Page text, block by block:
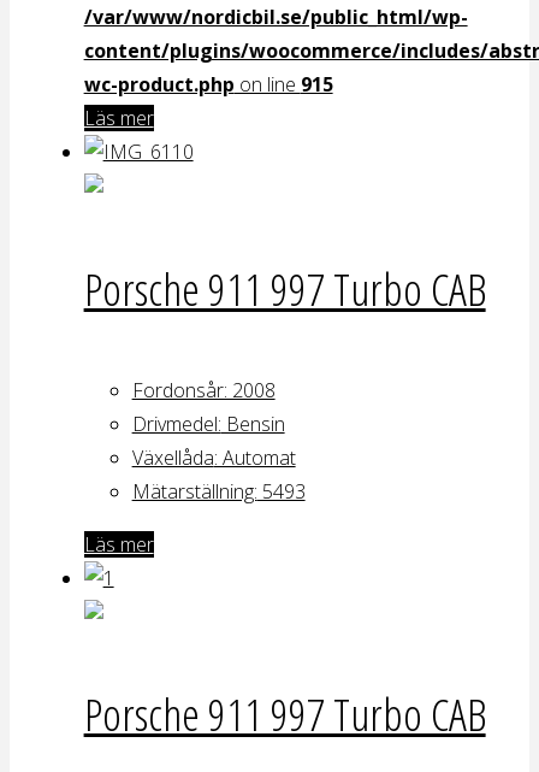
/var/www/nordicbil.se/public_html/wp-
content/plugins/woocommerce/includes/
wc-product.php on line 915
Läs mer
Porsche 911 997 Turbo CAB
Fordonsår: 2008
Drivmedel: Bensin
Växellåda: Automat
Mätarställning: 5493
Läs mer
Porsche 911 997 Turbo CAB